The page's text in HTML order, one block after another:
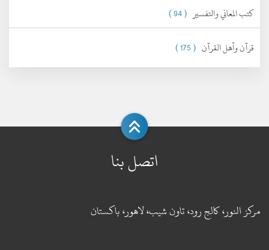
كتب المعاني والتفسير ( 94 )
قرآن وأهل القرآن ( 175 )
اتصل بنا
مركز النور، كالج رود، تاون شيب، لاهور، باكستان